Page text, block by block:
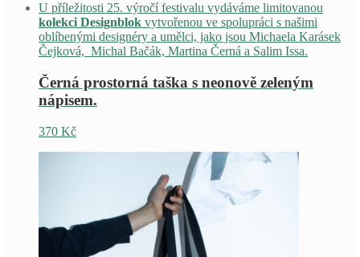
má
více
variant.
Možnosti
vybrat
U příležitosti 25. výročí festivalu vydáváme limitovanou
kolekci Designblok vytvořenou ve spolupráci s našimi
oblíbenými designéry a umělci, jako jsou Michaela Karásek
Čejková, Michal Bačák, Martina Černá a Salim Issa.
Černá prostorná taška s neonově zeleným
nápisem.
370 Kč